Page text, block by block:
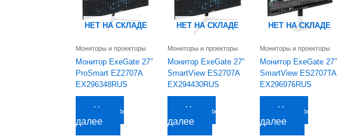
НЕТ НА СКЛАДЕ
Мониторы и проекторы
Монитор ExeGate 27″
ProSmart EZ2707A
EX296348RUS
Читать
далее
НЕТ НА СКЛАДЕ
Мониторы и проекторы
Монитор ExeGate 27″
SmartView ES2707A
EX294430RUS
Читать
далее
НЕТ НА СКЛАДЕ
Мониторы и проекторы
Монитор ExeGate 27″
SmartView ES2707TA
EX296976RUS
Читать
далее